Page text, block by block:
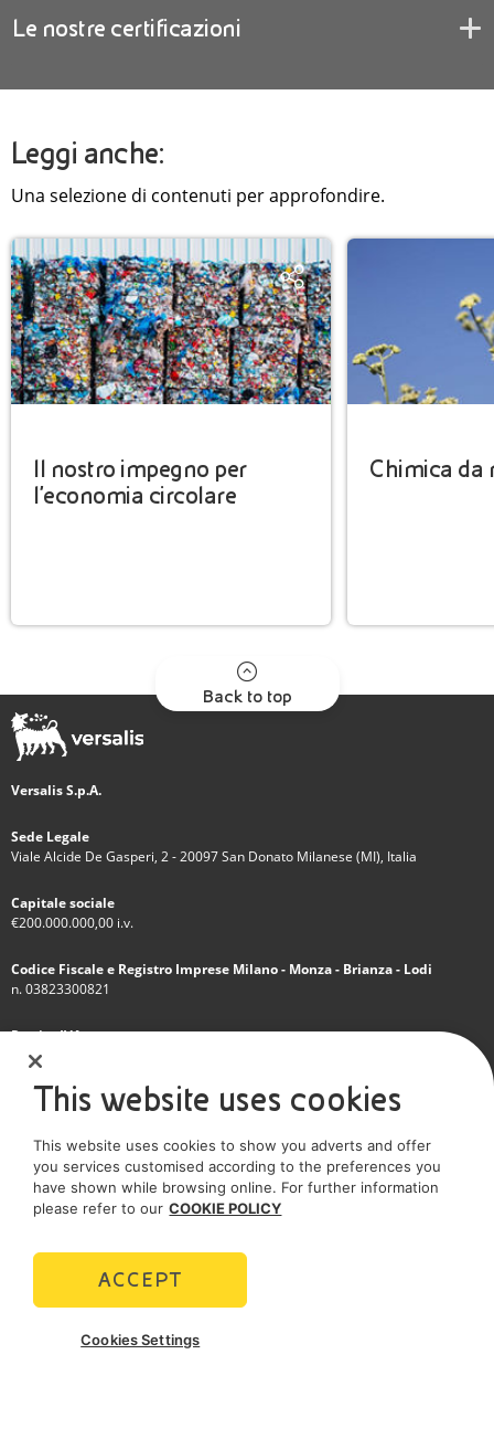
Le nostre certificazioni
Leggi anche:
Una selezione di contenuti per approfondire.
Il nostro impegno per
l'economia circolare
Chimica da
Back to top
Versalis S.p.A.
Sede Legale
Viale Alcide De Gasperi, 2 - 20097 San Donato Milanese (MI), Italia
Capitale sociale
€200.000.000,00 i.v.
Codice Fiscale e Registro Imprese Milano - Monza - Brianza - Lodi
n. 03823300821
Partita IVA
IT 01768800748 - R.E.A. Milano n.1351279
Società soggetta all'attività di direzione e coordinamento dell'Eni S.p.A.
Società con unico socio
SOCIAL MEDIA
POLICIES
Termini e Condizioni
This website uses cookies
This website uses cookies to show you adverts and offer
you services customised according to the preferences you
have shown while browsing online. For further information
please refer to our COOKIE POLICY
Cookies Settings
ACCEPT